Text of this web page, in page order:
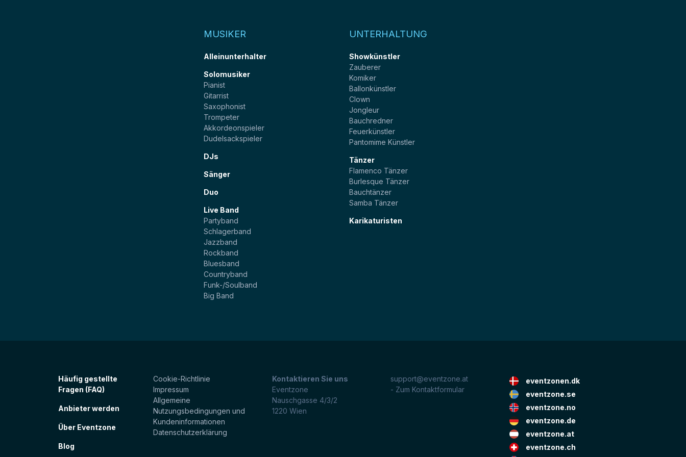
MUSIKER
Alleinunterhalter
Solomusiker
Pianist
Gitarrist
Saxophonist
Trompeter
Akkordeonspieler
Dudelsackspieler
DJs
Sänger
Duo
Live Band
Partyband
Schlagerband
Jazzband
Rockband
Bluesband
Countryband
Funk-/Soulband
Big Band
UNTERHALTUNG
Showkünstler
Zauberer
Komiker
Ballonkünstler
Clown
Jongleur
Bauchredner
Feuerkünstler
Pantomime Künstler
Tänzer
Flamenco Tänzer
Burlesque Tänzer
Bauchtänzer
Samba Tänzer
Karikaturisten
Häufig gestellte
Fragen (FAQ)
Anbieter werden
Über Eventzone
Blog
Cookie-Richtlinie
Impressum
Allgemeine
Nutzungsbedingungen und
Kundeninformationen
Datenschutzerklärung
Kontaktieren Sie uns
Eventzone
Nauschgasse 4/3/2
1220 Wien
support@eventzone.at
- Zum Kontaktformular
eventzonen.dk
eventzone.se
eventzone.no
eventzone.de
eventzone.at
eventzone.ch